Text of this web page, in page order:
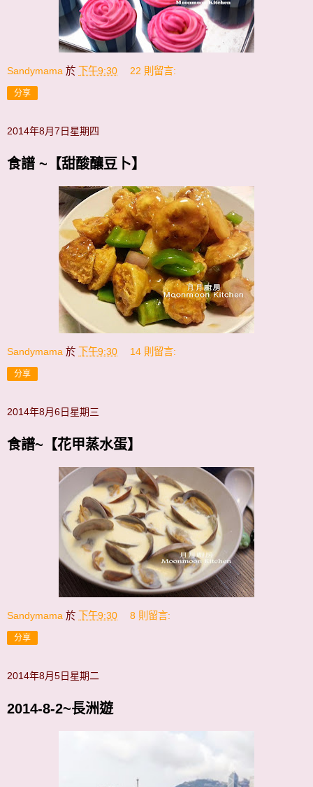
Sandymama 於 下午9:30 22 則留言:
分享
2014年8月7日星期四
食譜 ~【甜酸釀豆卜】
Sandymama 於 下午9:30 14 則留言:
分享
2014年8月6日星期三
食譜~【花甲蒸水蛋】
Sandymama 於 下午9:30 8 則留言:
分享
2014年8月5日星期二
2014-8-2~長洲遊